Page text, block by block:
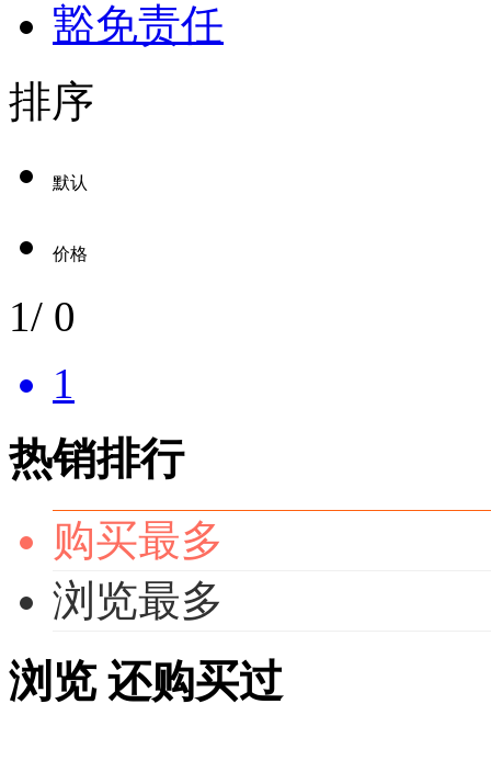
豁免责任
排序
默认
价格
1/ 0
1
热销排行
购买最多
浏览最多
浏览 还购买过